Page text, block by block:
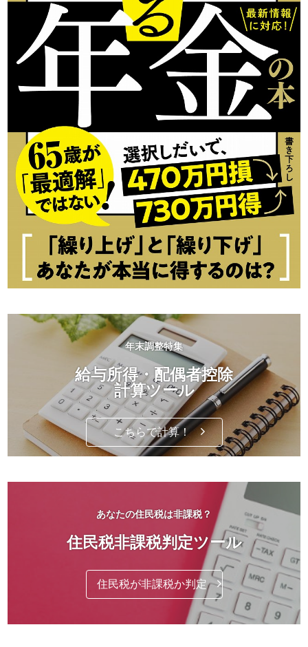
年末調整特集
給与所得・配偶者控除
計算ツール
こちらで計算！
あなたの住民税は非課税？
住民税非課税判定ツール
住民税が非課税か判定